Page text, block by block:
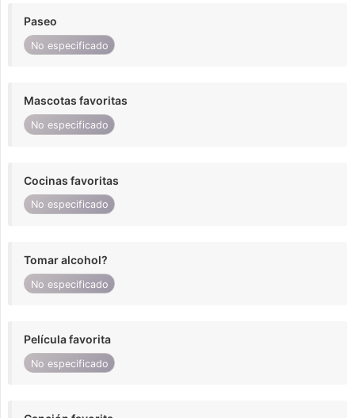
Paseo
No especificado
Mascotas favoritas
No especificado
Cocinas favoritas
No especificado
Tomar alcohol?
No especificado
Película favorita
No especificado